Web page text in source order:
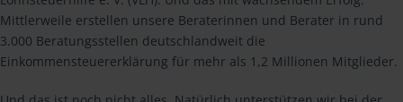
Mittlerweile erstellen unsere Beraterinnen und Berater in rund
3.000 Beratungsstellen deutschlandweit die
Einkommensteuererklärung für mehr als 1,2 Millionen Mitglieder.